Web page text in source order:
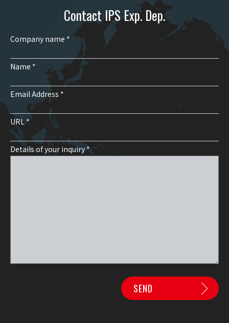
Contact IPS Exp. Dep.
Company name *
Name *
Email Address *
URL *
Details of your inquiry *